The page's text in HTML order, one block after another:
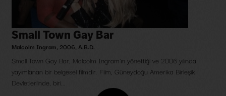
Small Town Gay Bar
Malcolm Ingram, 2006, A.B.D.
Small Town Gay Bar, Malcolm Ingram'ın yönettiği ve 2006 yılında
yayımlanan bir belgesel filmdir. Film, Güneydoğu Amerika Birleşik
Devletleri'nde, biri...